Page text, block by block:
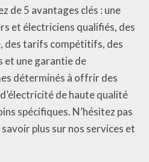
de 5 avantages clés : une
et électriciens qualifiés, des
des tarifs compétitifs, des
et une garantie de
déterminés à offrir des
de haute qualité
spécifiques. N’hésitez pas
plus sur nos services et